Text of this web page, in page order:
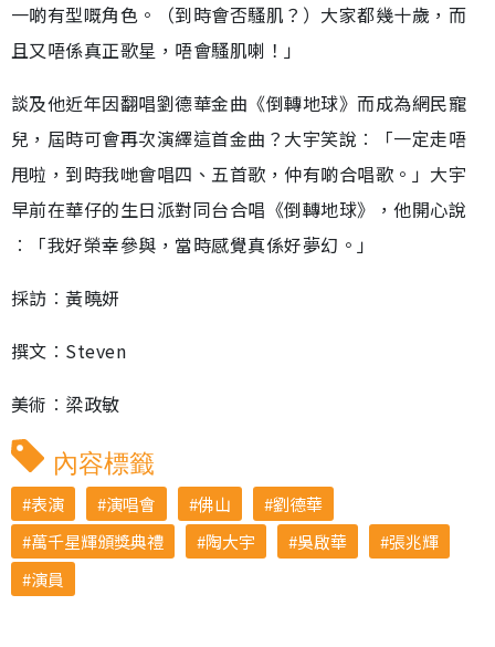
一啲有型嘅角色。（到時會否騷肌？）大家都幾十歲，而
且又唔係真正歌星，唔會騷肌喇！」
談及他近年因翻唱劉德華金曲《倒轉地球》而成為網民寵
兒，屆時可會再次演繹這首金曲？大宇笑說︰「一定走唔
甩啦，到時我哋會唱四、五首歌，仲有啲合唱歌。」大宇
早前在華仔的生日派對同台合唱《倒轉地球》，他開心說
︰「我好榮幸參與，當時感覺真係好夢幻。」
採訪︰黃曉妍
撰文︰Steven
美術︰梁政敏
內容標籤
表演 演唱會 佛山
劉德華
萬千星輝頒獎典禮
陶大宇 吳啟華
張兆輝
演員